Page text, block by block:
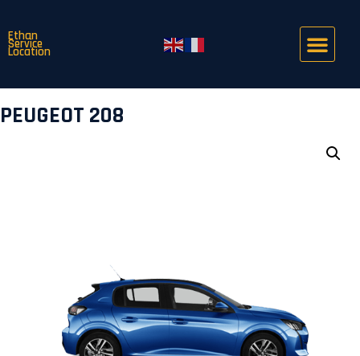
Ethan
Service
Location
PEUGEOT 208